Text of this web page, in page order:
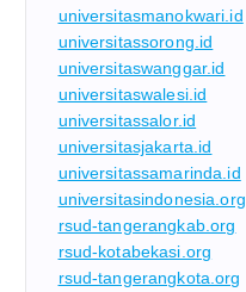
universitasmanokwari.id
universitassorong.id
universitaswanggar.id
universitaswalesi.id
universitassalor.id
universitasjakarta.id
universitassamarinda.id
universitasindonesia.org
rsud-tangerangkab.org
rsud-kotabekasi.org
rsud-tangerangkota.org